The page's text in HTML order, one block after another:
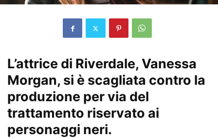
L’attrice di Riverdale, Vanessa
Morgan, si è scagliata contro la
produzione per via del
trattamento riservato ai
personaggi neri.